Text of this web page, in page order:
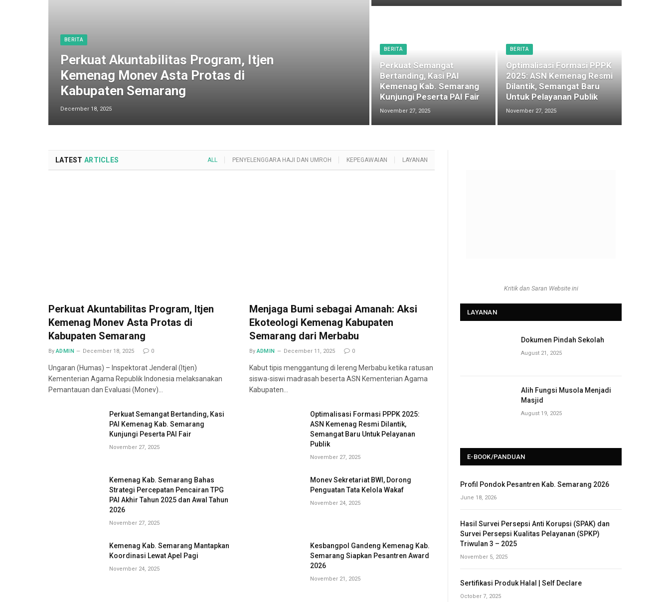
BERITA
Perkuat Akuntabilitas Program, Itjen
Kemenag Monev Asta Protas di
Kabupaten Semarang
December 18, 2025
BERITA
Perkuat Semangat
Bertanding, Kasi PAI
Kemenag Kab. Semarang
Kunjungi Peserta PAI Fair
November 27, 2025
BERITA
Optimalisasi Formasi PPPK
2025: ASN Kemenag Resmi
Dilantik, Semangat Baru
Untuk Pelayanan Publik
November 27, 2025
LATEST ARTICLES ALL PENYELENGGARA HAJI DAN UMROH KEPEGAWAIAN LAYANAN
Perkuat Akuntabilitas Program, Itjen
Kemenag Monev Asta Protas di
Kabupaten Semarang
By ADMIN December 18, 2025 0
Ungaran (Humas) – Inspektorat Jenderal (Itjen)
Kementerian Agama Republik Indonesia melaksanakan
Pemantauan dan Evaluasi (Monev)…
Menjaga Bumi sebagai Amanah: Aksi
Ekoteologi Kemenag Kabupaten
Semarang dari Merbabu
By ADMIN December 11, 2025 0
Kabut tipis menggantung di lereng Merbabu ketika ratusan
siswa-siswi madrasah beserta ASN Kementerian Agama
Kabupaten…
Perkuat Semangat Bertanding, Kasi
PAI Kemenag Kab. Semarang
Kunjungi Peserta PAI Fair
November 27, 2025
Optimalisasi Formasi PPPK 2025:
ASN Kemenag Resmi Dilantik,
Semangat Baru Untuk Pelayanan
Publik
November 27, 2025
Kemenag Kab. Semarang Bahas
Strategi Percepatan Pencairan TPG
PAI Akhir Tahun 2025 dan Awal Tahun
2026
November 27, 2025
Monev Sekretariat BWI, Dorong
Penguatan Tata Kelola Wakaf
November 24, 2025
Kemenag Kab. Semarang Mantapkan
Koordinasi Lewat Apel Pagi
November 24, 2025
Kesbangpol Gandeng Kemenag Kab.
Semarang Siapkan Pesantren Award
2026
November 21, 2025
Kritik dan Saran Website ini
LAYANAN
Dokumen Pindah Sekolah
August 21, 2025
Alih Fungsi Musola Menjadi
Masjid
August 19, 2025
E-BOOK/PANDUAN
Profil Pondok Pesantren Kab. Semarang 2026
June 18, 2026
Hasil Survei Persepsi Anti Korupsi (SPAK) dan
Survei Persepsi Kualitas Pelayanan (SPKP)
Triwulan 3 – 2025
November 5, 2025
Sertifikasi Produk Halal | Self Declare
October 7, 2025